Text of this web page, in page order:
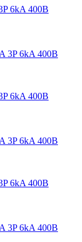
6kA 400В
6kA 400В
6kA 400В